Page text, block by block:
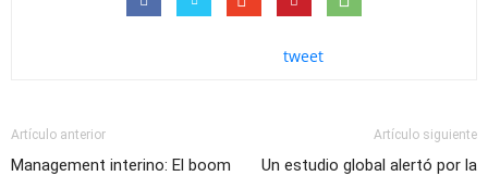
tweet
Artículo anterior
Management interino: El boom
Artículo siguiente
Un estudio global alertó por la